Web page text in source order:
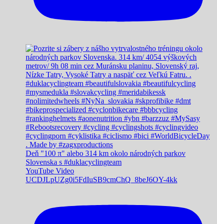
Deň "100 π" alebo 314 km okolo národných parkov
Slovenska s #duklacyclingteam
YouTube Video
UCDJLpUZg0i5FdIuSB9cmChQ_8beJ6OY-4kk